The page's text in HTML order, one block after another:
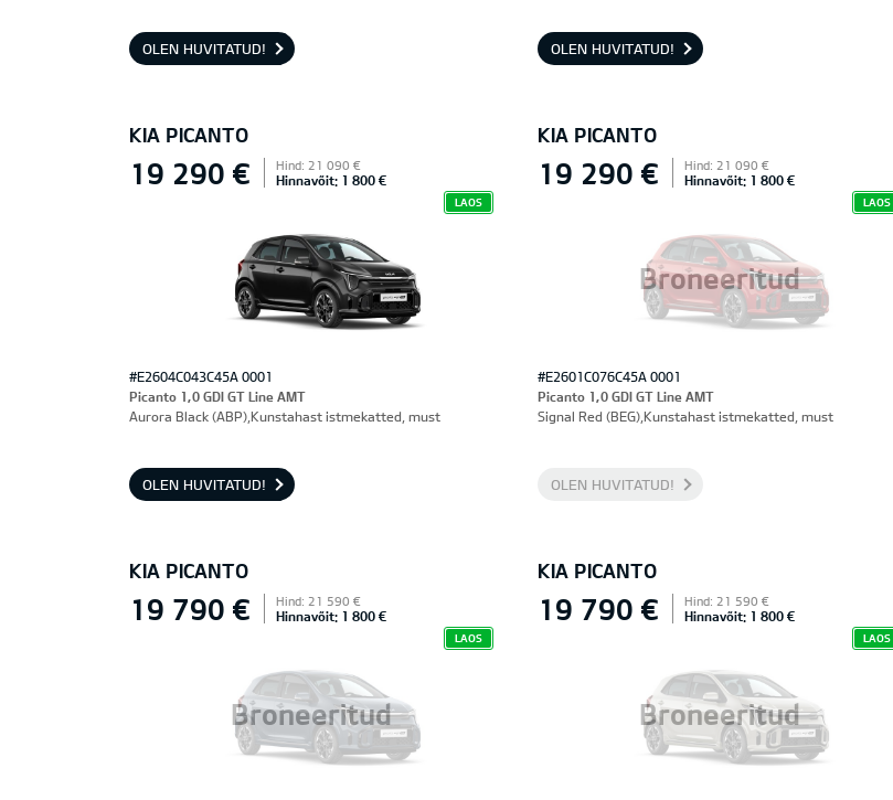
OLEN HUVITATUD! OLEN HUVITATUD!
KIA PICANTO
19 290 € Hind: 21 090 €
Hinnavõit: 1 800 €
LAOS
#E2604C043C45A 0001
Picanto 1,0 GDI GT Line AMT
Aurora Black (ABP),Kunstahast istmekatted, must
OLEN HUVITATUD!
KIA PICANTO
Broneeritud
19 290 € Hind: 21 090 €
Hinnavõit: 1 800 €
LAOS
#E2601C076C45A 0001
Picanto 1,0 GDI GT Line AMT
Signal Red (BEG),Kunstahast istmekatted, must
OLEN HUVITATUD!
KIA PICANTO
Broneeritud
19 790 € Hind: 21 590 €
Hinnavõit: 1 800 €
LAOS
KIA PICANTO
Broneeritud
19 790 € Hind: 21 590 €
Hinnavõit: 1 800 €
LAOS